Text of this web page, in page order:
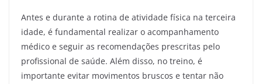
Antes e durante a rotina de atividade física na terceira
idade, é fundamental realizar o acompanhamento
médico e seguir as recomendações prescritas pelo
profissional de saúde. Além disso, no treino, é
importante evitar movimentos bruscos e tentar não